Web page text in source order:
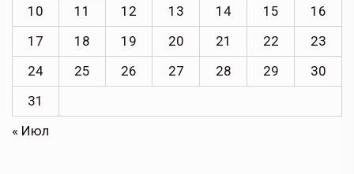
10
11 12 13 14 15
16
17
18 19 20 21 22
23
24
25 26 27 28 29
30
31
« Июл